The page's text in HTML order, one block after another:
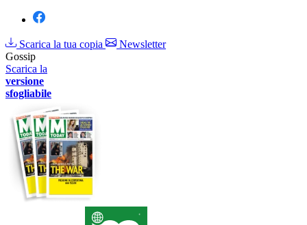
Scarica la tua copia
Newsletter
Gossip
Scarica la
versione
sfogliabile